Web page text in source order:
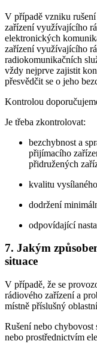
V případě vzniku
zařízení využívajícího
elektronických
zařízení využívajícího
radiokomunikačních
vždy nejprve zajistit
přesvědčit se o jeho
Kontrolou
Je třeba zkontrolovat:
bezchybnost a
přijímacího
přidružených
kvalitu
dodržení
odpovídající
7. Jakým
situace
V případě, že se
rádiového zařízení a
místně příslušný
Rušení nebo
nebo prostřednictvím